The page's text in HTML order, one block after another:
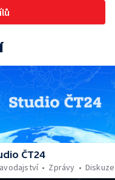
ČT24
Zprávy Diskuze